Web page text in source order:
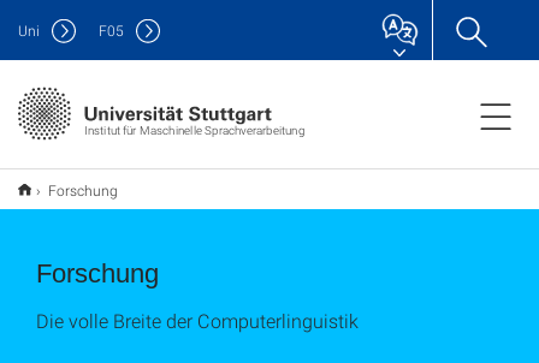
Institut für Maschinelle Sprachverarbeitung
Uni F05
Forschung
Forschung
Die volle Breite der Computerlinguistik